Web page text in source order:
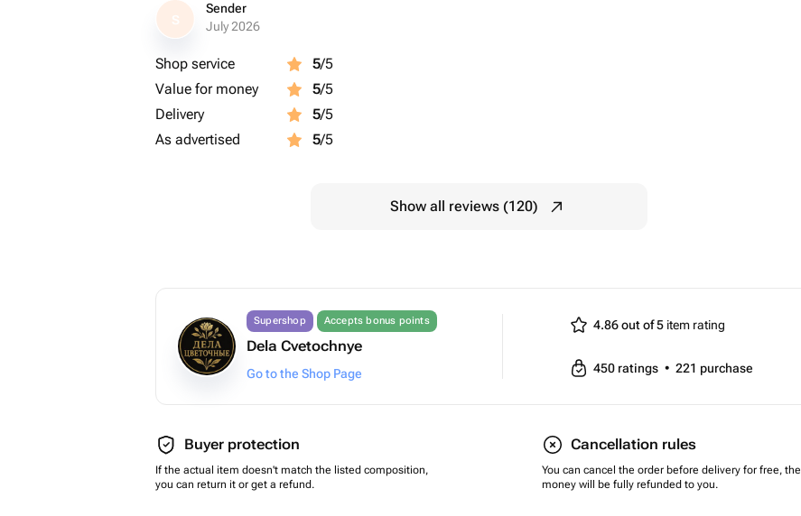
S
Sender
July 2026
Shop service 5/5
Value for money
5/5
Delivery
5/5
As advertised
5/5
Show all reviews (120)
Supershop Accepts bonus points
Dela Cvetochnye
Go to the Shop Page
4.86 out of 5item rating
450 ratings • 221 purchase
Buyer protection
If the actual item doesn't match the listed composition,
you can return it or get a refund.
Cancellation rules
You can cancel the order before delivery for free, the
money will be fully refunded to you.